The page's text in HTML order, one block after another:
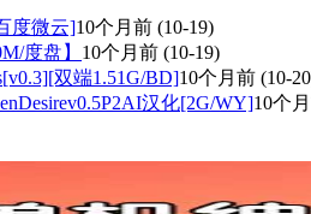
度微云]10个月前 (10-19)
度盘】 10个月前 (10-19)
双端1.51G/BD]10个月前 (10-
汉化[2G/WY]10个